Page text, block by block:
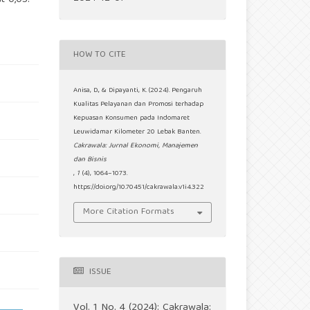
HOW TO CITE
Anisa, D., & Dipayanti, K. (2024). Pengaruh
Kualitas Pelayanan dan Promosi terhadap
Kepuasan Konsumen pada Indomaret
Leuwidamar Kilometer 20 Lebak Banten.
Cakrawala: Jurnal Ekonomi, Manajemen
dan Bisnis
, 1 (4), 1064–1073.
https://doi.org/10.70451/cakrawala.v1i4.322
More Citation Formats
ISSUE